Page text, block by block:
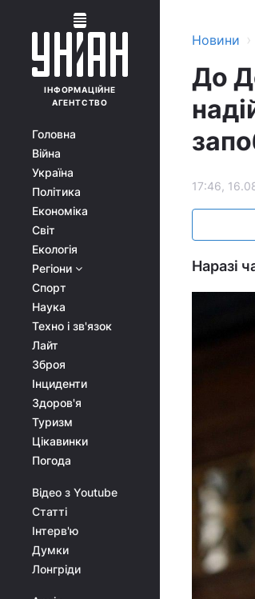
ІНФОРМАЦІЙНЕ
АГЕНТСТВО
Головна
Війна
Україна
Політика
Економіка
Світ
Екологія
Регіони
Спорт
Наука
Техно і зв'язок
Лайт
Зброя
Інциденти
Здоров'я
Туризм
Цікавинки
Погода
Відео з Youtube
Статті
Інтерв'ю
Думки
Лонгріди
Новини ›
До
17:46,
Наразі